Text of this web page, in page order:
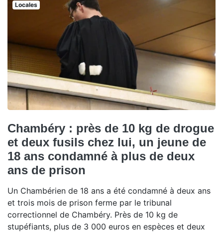
Locales
Chambéry : près de 10 kg de drogue
et deux fusils chez lui, un jeune de
18 ans condamné à plus de deux
ans de prison
Un Chambérien de 18 ans a été condamné à deux ans
et trois mois de prison ferme par le tribunal
correctionnel de Chambéry. Près de 10 kg de
stupéfiants, plus de 3 000 euros en espèces et deux